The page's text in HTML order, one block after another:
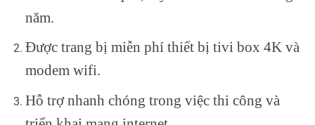
năm.
Được trang bị miễn phí thiết bị tivi box 4K và
modem wifi.
Hỗ trợ nhanh chóng trong việc thi công và